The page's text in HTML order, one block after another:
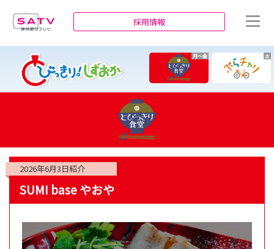
採用情報
月～金 土
2026年6月3日紹介
SUMI base やおや